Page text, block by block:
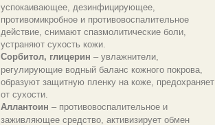
успокаивающее, дезинфицирующее,
противомикробное и противовоспалительное
действие, снимают спазмолитические боли,
устраняют сухость кожи.
Сорбитол, глицерин – увлажнители,
регулирующие водный баланс кожного покрова,
образуют защитную пленку на коже, предохраняет
от сухости.
Аллантоин – противовоспалительное и
заживляющее средство, активизирует обмен